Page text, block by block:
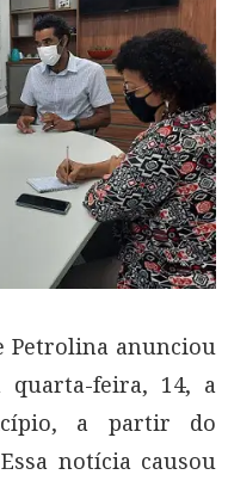
Petrolina anunciou
feira, 14, a
a partir do
notícia causou